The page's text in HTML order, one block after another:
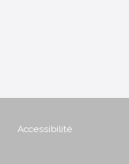
Accessibilité